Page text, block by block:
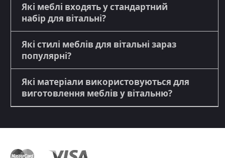
Які меблі входять у стандартний
набір для вітальні?
Які стилі меблів для вітальні зараз
популярні?
Які матеріали використовуються для
виготовлення меблів у вітальню?